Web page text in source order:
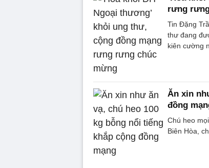
rưng
Tin Đặng
thư đang
kiên cường
Ăn xin
đồng
Chú heo
Biên Hòa,